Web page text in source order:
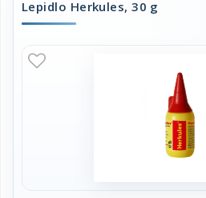
Lepidlo Herkules, 30 g